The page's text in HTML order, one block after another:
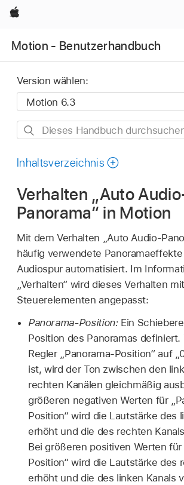
Apple
Motion - Benutzerhandbuch
Version wählen:
Dieses
durchsuchen
Inhaltsverzeichnis
Verhalten „Auto
Panorama“ in Motion
Mit dem Verhalten „Auto Audio-
häufig verwendete
Audiospur automatisiert. Im
„Verhalten“ wird dieses Verhalten
Steuerelementen angepasst:
Panorama-Position:Ein
Position des Panoramas definiert.
Regler „Panorama-Position“ auf
ist, wird der Ton zwischen den
rechten Kanälen gleichmäßig
größeren negativen Werten für
Position“ wird die Lautstärke des
erhöht und die des rechten
Bei größeren positiven Werten für
Position“ wird die Lautstärke des
erhöht und die des linken Kanals